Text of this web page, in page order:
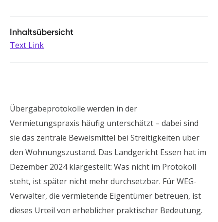
Inhaltsübersicht
Text Link
Übergabeprotokolle werden in der
Vermietungspraxis häufig unterschätzt – dabei sind
sie das zentrale Beweismittel bei Streitigkeiten über
den Wohnungszustand. Das Landgericht Essen hat im
Dezember 2024 klargestellt: Was nicht im Protokoll
steht, ist später nicht mehr durchsetzbar. Für WEG-
Verwalter, die vermietende Eigentümer betreuen, ist
dieses Urteil von erheblicher praktischer Bedeutung.